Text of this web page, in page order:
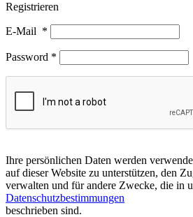
Registrieren
E-Mail *
Password *
Ihre persönlichen Daten werden
auf dieser Website zu unterstützen, den
verwalten und für andere Zwecke, die in
Datenschutzbestimmungen
beschrieben sind.